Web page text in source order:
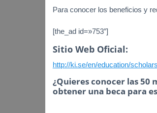
Para conocer los beneficios y
[the_ad id=»753″]
Sitio Web Oficial:
http://ki.se/en/education/
¿Quieres conocer las 50
obtener una beca para